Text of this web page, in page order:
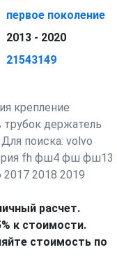
первое поколение
2013 - 2020
21543149
крепление
держатель
поиска: volvo
fh фш4 фш фш13
2018 2019
расчет.
к стоимости.
стоимость по